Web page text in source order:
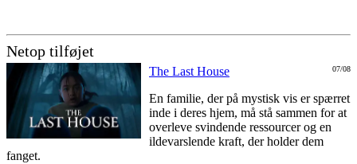
Netop tilføjet
07/08
The Last House
En familie, der på mystisk vis er spærret
inde i deres hjem, må stå sammen for at
overleve svindende ressourcer og en
ildevarslende kraft, der holder dem
fanget.